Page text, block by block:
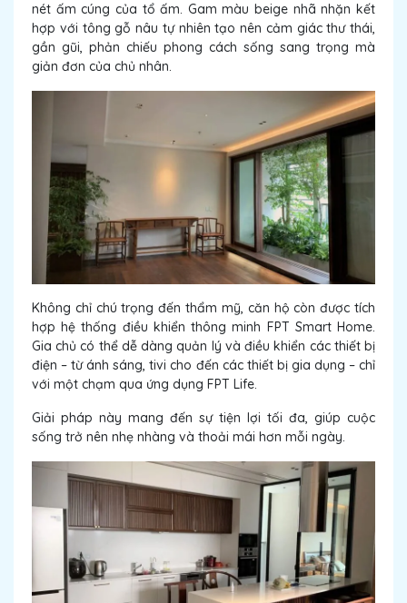
nét ấm cúng của tổ ấm. Gam màu beige nhã nhặn kết
hợp với tông gỗ nâu tự nhiên tạo nên cảm giác thư thái,
gần gũi, phản chiếu phong cách sống sang trọng mà
giản đơn của chủ nhân.
Không chỉ chú trọng đến thẩm mỹ, căn hộ còn được tích
hợp hệ thống điều khiển thông minh FPT Smart Home.
Gia chủ có thể dễ dàng quản lý và điều khiển các thiết bị
điện – từ ánh sáng, tivi cho đến các thiết bị gia dụng – chỉ
với một chạm qua ứng dụng FPT Life.
Giải pháp này mang đến sự tiện lợi tối đa, giúp cuộc
sống trở nên nhẹ nhàng và thoải mái hơn mỗi ngày.